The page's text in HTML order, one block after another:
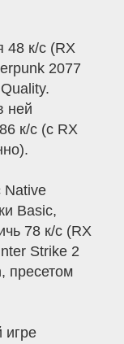
48 к/с (RX
2077
ней
к/с (с RX
Native
Basic,
78 к/с (RX
Strike 2
пресетом
игре